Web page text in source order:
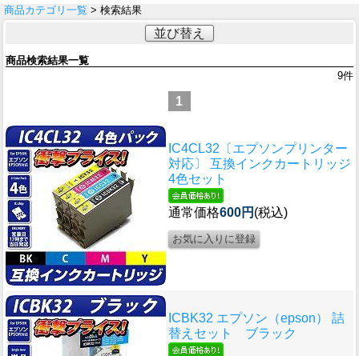
商品カテゴリ一覧 > 検索結果
並び替え
商品検索結果一覧
9件
1
IC4CL32〔エプソンプリンター
対応〕 互換インクカートリッジ
4色セット
通常価格600円 (税込)
ICBK32 エプソン（epson） 詰
替えセット ブラック